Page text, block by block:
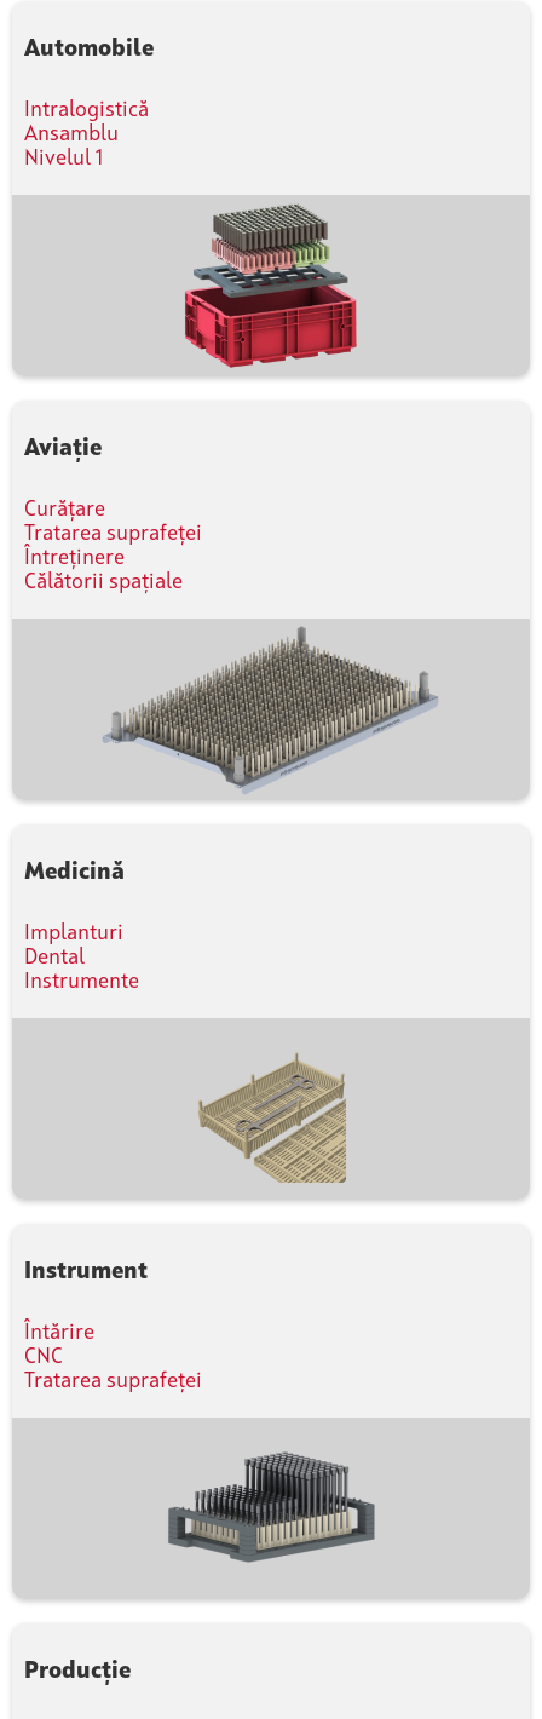
Automobile
Intralogistică
Ansamblu
Nivelul 1
Aviație
Curățare
Tratarea suprafeței
Întreținere
Călătorii spațiale
Medicină
Implanturi
Dental
Instrumente
Instrument
Întărire
CNC
Tratarea suprafeței
Producție